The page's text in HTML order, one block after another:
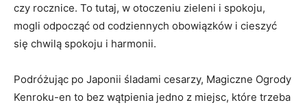
czy rocznice. To tutaj, w otoczeniu zieleni i spokoju,
mogli odpocząć od codziennych obowiązków i cieszyć
się chwilą spokoju i harmonii.
Podróżując po Japonii śladami ⁣cesarzy, Magiczne Ogrody
Kenroku-en to bez wątpienia‌ jedno z miejsc, ​które trzeba